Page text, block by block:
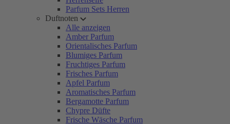
Parfum Sets Herren
Duftnoten
Alle anzeigen
Amber Parfum
Orientalisches Parfum
Blumiges Parfum
Fruchtiges Parfum
Frisches Parfum
Apfel Parfum
Aromatisches Parfum
Bergamotte Parfum
Chypre Düfte
Frische Wäsche Parfum